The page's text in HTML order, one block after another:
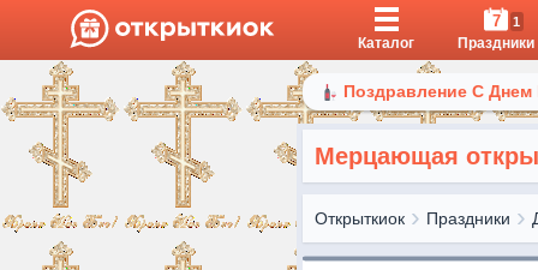
Каталог
7 1
Праздники
Поздравление С
Мерцающая
Открыткиок Праздники